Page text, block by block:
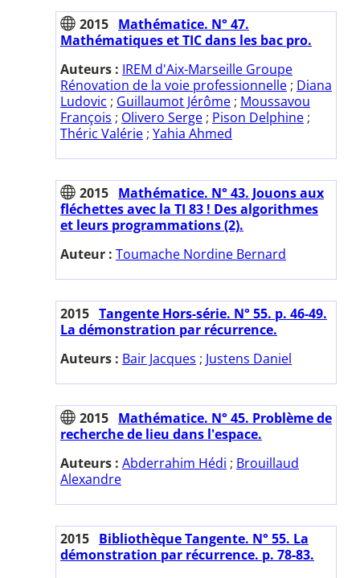
2015 Mathématice. N° 47.
Mathématiques et TIC dans les bac pro.
Auteurs : IREM d'Aix-Marseille Groupe
Rénovation de la voie professionnelle ; Diana
Ludovic ; Guillaumot Jérôme ; Moussavou
François ; Olivero Serge ; Pison Delphine ;
Théric Valérie ; Yahia Ahmed
2015 Mathématice. N° 43. Jouons aux
fléchettes avec la TI 83 ! Des algorithmes
et leurs programmations (2).
Auteur : Toumache Nordine Bernard
2015 Tangente Hors-série. N° 55. p. 46-49.
La démonstration par récurrence.
Auteurs : Bair Jacques ; Justens Daniel
2015 Mathématice. N° 45. Problème de
recherche de lieu dans l'espace.
Auteurs : Abderrahim Hédi ; Brouillaud
Alexandre
2015 Bibliothèque Tangente. N° 55. La
démonstration par récurrence. p. 78-83.